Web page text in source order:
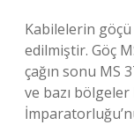
Kabilelerin göçü
edilmiştir. Göç
çağın sonu MS
ve bazı bölgeler